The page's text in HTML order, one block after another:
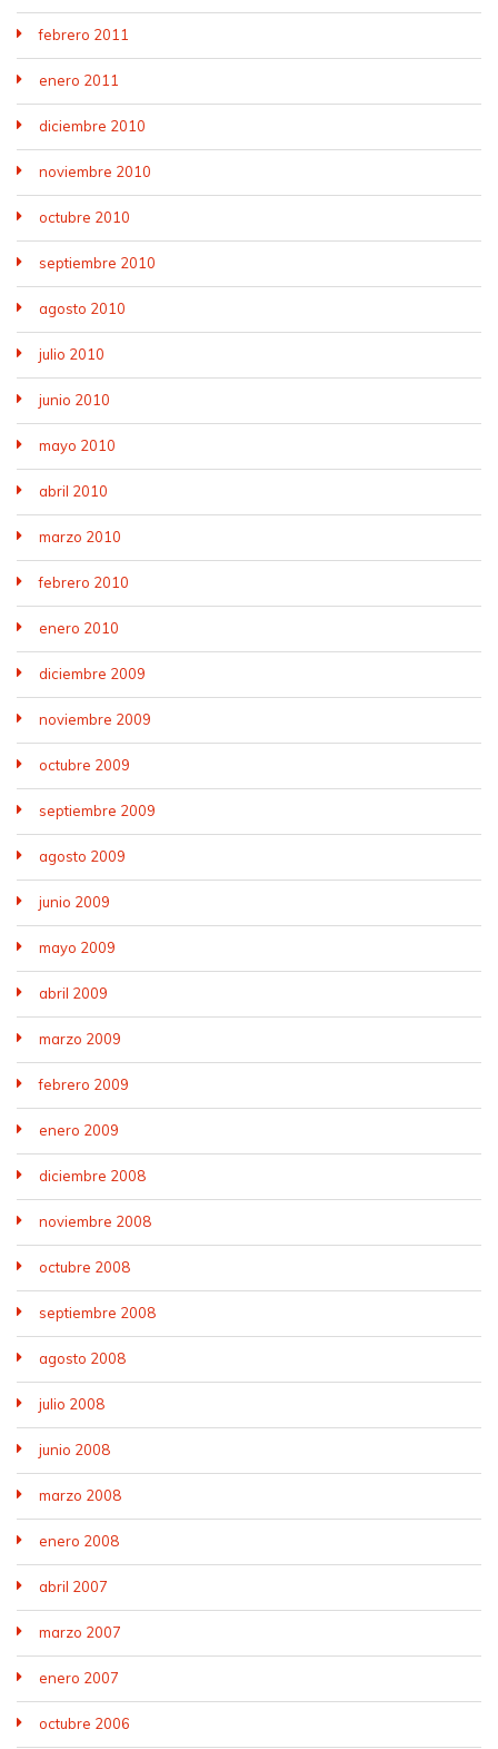
febrero 2011
enero 2011
diciembre 2010
noviembre 2010
octubre 2010
septiembre 2010
agosto 2010
julio 2010
junio 2010
mayo 2010
abril 2010
marzo 2010
febrero 2010
enero 2010
diciembre 2009
noviembre 2009
octubre 2009
septiembre 2009
agosto 2009
junio 2009
mayo 2009
abril 2009
marzo 2009
febrero 2009
enero 2009
diciembre 2008
noviembre 2008
octubre 2008
septiembre 2008
agosto 2008
julio 2008
junio 2008
marzo 2008
enero 2008
abril 2007
marzo 2007
enero 2007
octubre 2006